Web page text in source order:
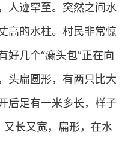
人迹罕至。突然之间水
高的水柱。村民非常惊
好几个“癞头包”正在向
头扁圆形，有两只比大
后足有一米多长，样子
长又宽，扁形，在水